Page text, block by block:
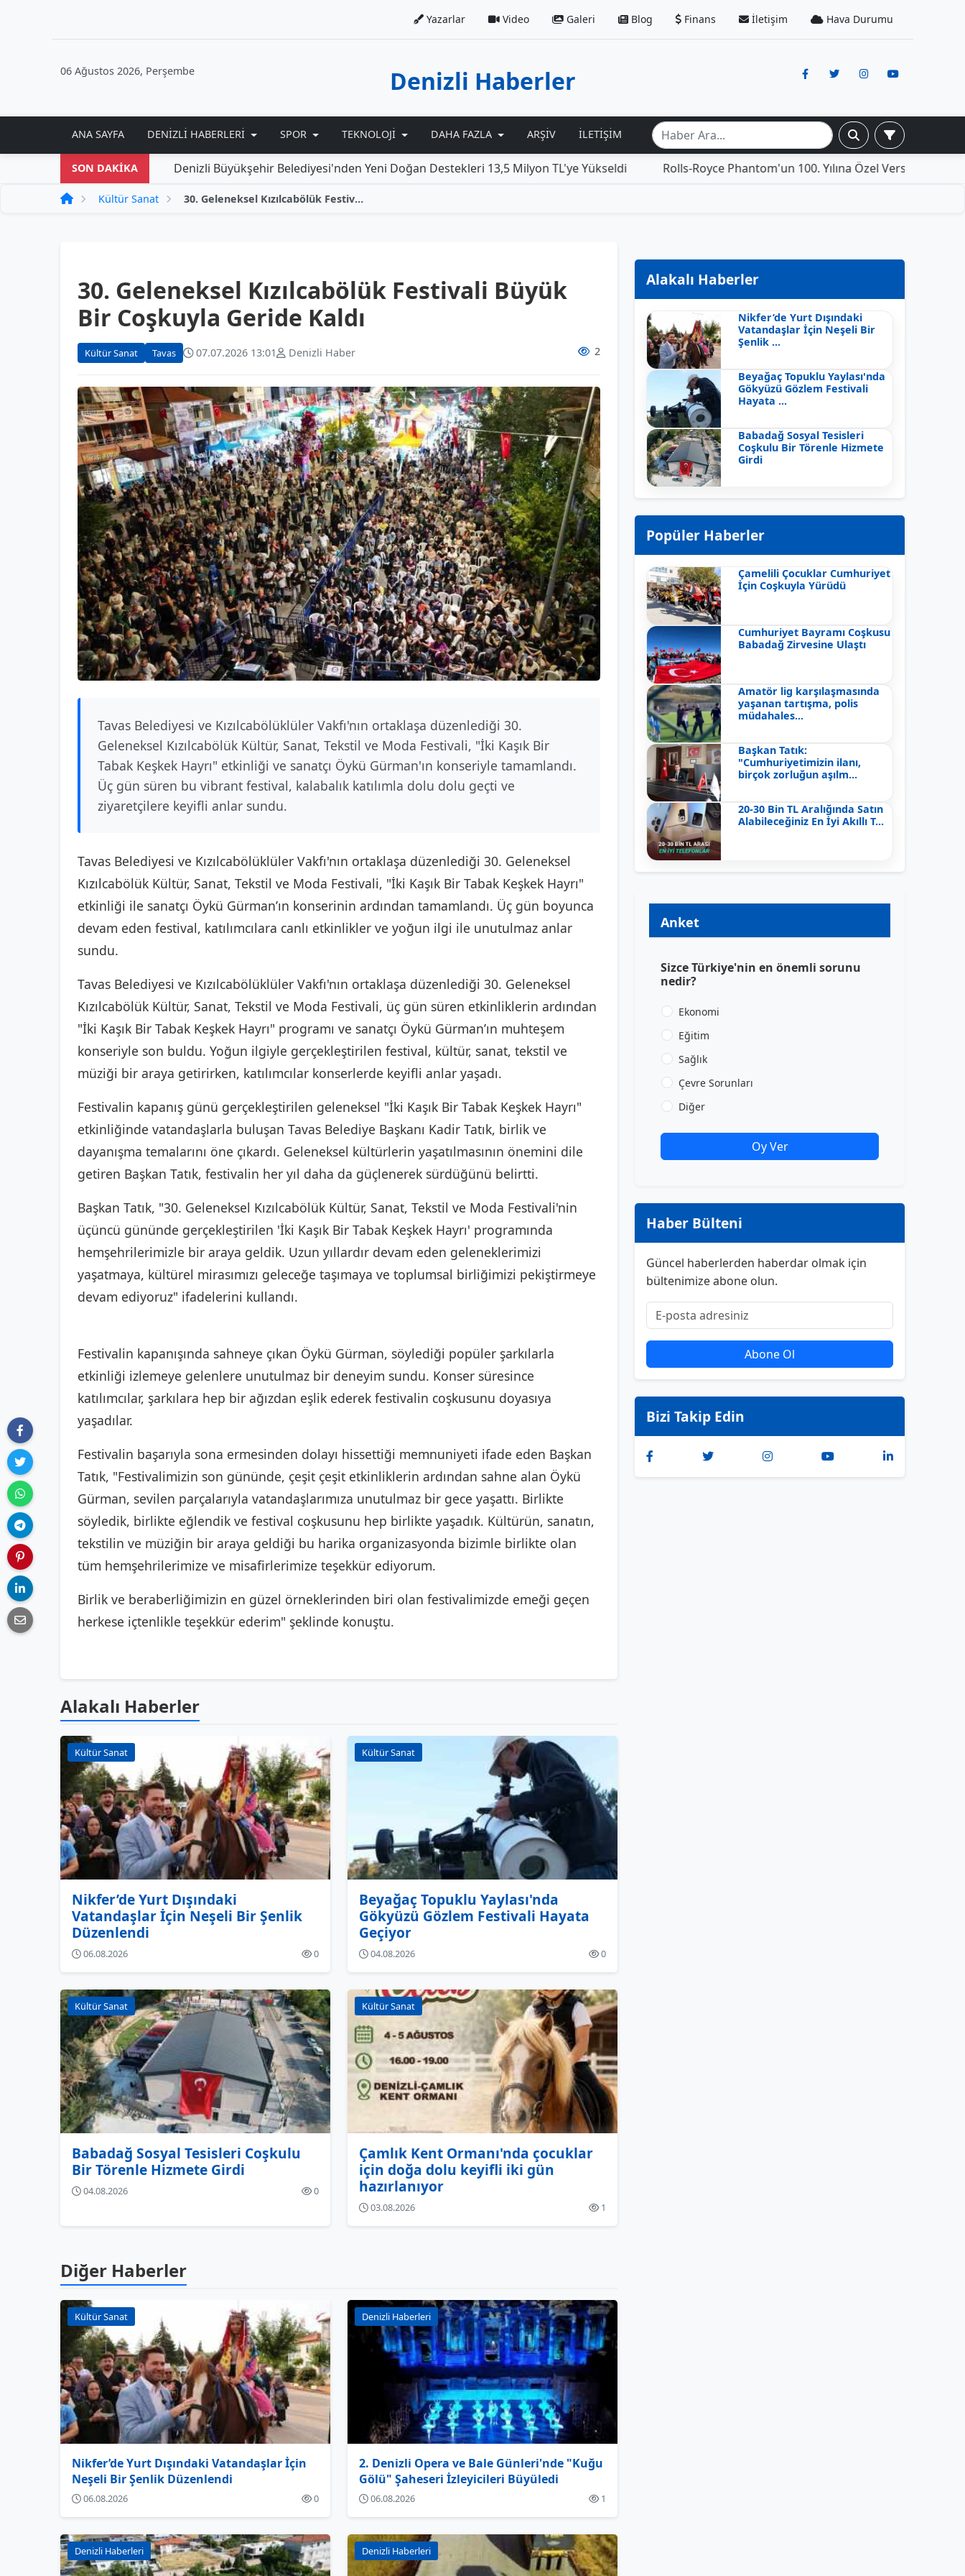
Yazarlar Video Galeri Blog Finans İletişim Hava Durumu
06 Ağustos 2026, Perşembe Denizli Haberler
ANA SAYFA DENIZLI HABERLERI SPOR TEKNOLOJI DAHA FAZLA ARŞIV İLETIŞIM
SON DAKİKADenizli Büyükşehir Belediyesi'nden Yeni Doğan Destekleri 13,5 Milyon TL'ye Yükseldi Rolls-Royce Phantom'un 100. Yılına Özel Versiyonu: İçinde
Kültür Sanat 30. Geleneksel Kızılcabölük Festivali Büyük Bir Coşkuyla Geride Kaldı
30. Geleneksel Kızılcabölük Festivali Büyük
Bir Coşkuyla Geride Kaldı
Kültür Sanat Tavas 07.07.2026 13:01 Denizli Haber 2
Tavas Belediyesi ve Kızılcabölüklüler Vakfı'nın ortaklaşa düzenlediği 30.
Geleneksel Kızılcabölük Kültür, Sanat, Tekstil ve Moda Festivali, "İki Kaşık Bir
Tabak Keşkek Hayrı" etkinliği ve sanatçı Öykü Gürman'ın konseriyle tamamlandı.
Üç gün süren bu vibrant festival, kalabalık katılımla dolu dolu geçti ve
ziyaretçilere keyifli anlar sundu.
Tavas Belediyesi ve Kızılcabölüklüler Vakfı'nın ortaklaşa düzenlediği 30. Geleneksel
Kızılcabölük Kültür, Sanat, Tekstil ve Moda Festivali, "İki Kaşık Bir Tabak Keşkek Hayrı"
etkinliği ile sanatçı Öykü Gürman’ın konserinin ardından tamamlandı. Üç gün boyunca
devam eden festival, katılımcılara canlı etkinlikler ve yoğun ilgi ile unutulmaz anlar
sundu.
Tavas Belediyesi ve Kızılcabölüklüler Vakfı'nın ortaklaşa düzenlediği 30. Geleneksel
Kızılcabölük Kültür, Sanat, Tekstil ve Moda Festivali, üç gün süren etkinliklerin ardından
"İki Kaşık Bir Tabak Keşkek Hayrı" programı ve sanatçı Öykü Gürman’ın muhteşem
konseriyle son buldu. Yoğun ilgiyle gerçekleştirilen festival, kültür, sanat, tekstil ve
müziği bir araya getirirken, katılımcılar konserlerde keyifli anlar yaşadı.
Festivalin kapanış günü gerçekleştirilen geleneksel "İki Kaşık Bir Tabak Keşkek Hayrı"
etkinliğinde vatandaşlarla buluşan Tavas Belediye Başkanı Kadir Tatık, birlik ve
dayanışma temalarını öne çıkardı. Geleneksel kültürlerin yaşatılmasının önemini dile
getiren Başkan Tatık, festivalin her yıl daha da güçlenerek sürdüğünü belirtti.
Başkan Tatık, "30. Geleneksel Kızılcabölük Kültür, Sanat, Tekstil ve Moda Festivali'nin
üçüncü gününde gerçekleştirilen 'İki Kaşık Bir Tabak Keşkek Hayrı' programında
hemşehrilerimizle bir araya geldik. Uzun yıllardır devam eden geleneklerimizi
yaşatmaya, kültürel mirasımızı geleceğe taşımaya ve toplumsal birliğimizi pekiştirmeye
devam ediyoruz" ifadelerini kullandı.
Festivalin kapanışında sahneye çıkan Öykü Gürman, söylediği popüler şarkılarla
etkinliği izlemeye gelenlere unutulmaz bir deneyim sundu. Konser süresince
katılımcılar, şarkılara hep bir ağızdan eşlik ederek festivalin coşkusunu doyasıya
yaşadılar.
Festivalin başarıyla sona ermesinden dolayı hissettiği memnuniyeti ifade eden Başkan
Tatık, "Festivalimizin son gününde, çeşit çeşit etkinliklerin ardından sahne alan Öykü
Gürman, sevilen parçalarıyla vatandaşlarımıza unutulmaz bir gece yaşattı. Birlikte
söyledik, birlikte eğlendik ve festival coşkusunu hep birlikte yaşadık. Kültürün, sanatın,
tekstilin ve müziğin bir araya geldiği bu harika organizasyonda bizimle birlikte olan
tüm hemşehrilerimize ve misafirlerimize teşekkür ediyorum.
Birlik ve beraberliğimizin en güzel örneklerinden biri olan festivalimizde emeği geçen
herkese içtenlikle teşekkür ederim" şeklinde konuştu.
Alakalı Haberler
Kültür Sanat
Nikfer’de Yurt Dışındaki
Vatandaşlar İçin Neşeli Bir Şenlik
Düzenlendi
06.08.2026 0
Kültür Sanat
Beyağaç Topuklu Yaylası'nda
Gökyüzü Gözlem Festivali Hayata
Geçiyor
04.08.2026 0
Kültür Sanat
Babadağ Sosyal Tesisleri Coşkulu
Bir Törenle Hizmete Girdi
04.08.2026 0
Kültür Sanat
Çamlık Kent Ormanı'nda çocuklar
için doğa dolu keyifli iki gün
hazırlanıyor
03.08.2026 1
Diğer Haberler
Kültür Sanat
Nikfer’de Yurt Dışındaki Vatandaşlar İçin
Neşeli Bir Şenlik Düzenlendi
06.08.2026 0
Denizli Haberleri
2. Denizli Opera ve Bale Günleri'nde "Kuğu
Gölü" Şaheseri İzleyicileri Büyüledi
06.08.2026 1
Denizli Haberleri Denizli Haberleri
Alakalı Haberler
Nikfer’de Yurt Dışındaki
Vatandaşlar İçin Neşeli Bir
Şenlik ...
Beyağaç Topuklu Yaylası'nda
Gökyüzü Gözlem Festivali
Hayata ...
Babadağ Sosyal Tesisleri
Coşkulu Bir Törenle Hizmete
Girdi
Popüler Haberler
Çamelili Çocuklar Cumhuriyet
İçin Coşkuyla Yürüdü
Cumhuriyet Bayramı Coşkusu
Babadağ Zirvesine Ulaştı
Amatör lig karşılaşmasında
yaşanan tartışma, polis
müdahales...
Başkan Tatık:
"Cumhuriyetimizin ilanı,
birçok zorluğun aşılm...
20-30 Bin TL Aralığında Satın
Alabileceğiniz En İyi Akıllı T...
Anket
Sizce Türkiye'nin en önemli sorunu
nedir?
Ekonomi
Eğitim
Sağlık
Çevre Sorunları
Diğer
Oy Ver
Haber Bülteni
Güncel haberlerden haberdar olmak için
bültenimize abone olun.
Abone Ol
Bizi Takip Edin